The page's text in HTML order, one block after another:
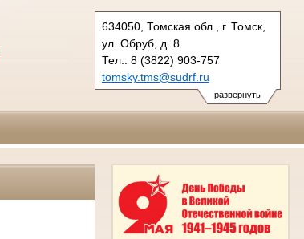
развернуть
634050, Томская обл., г. Томск,
ул. Обруб, д. 8
Тел.: 8 (3822) 903-757
tomsky.tms@sudrf.ru